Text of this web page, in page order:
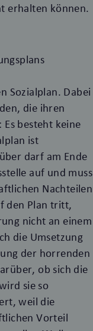
erhalten können.
Sozialplan. Dabei
die ihren
besteht keine
ist
darf am Ende
auf und muss
Nachteilen
den Plan tritt,
nicht an einem
die Umsetzung
der horrenden
ob sich die
sie so
weil die
Vorteil